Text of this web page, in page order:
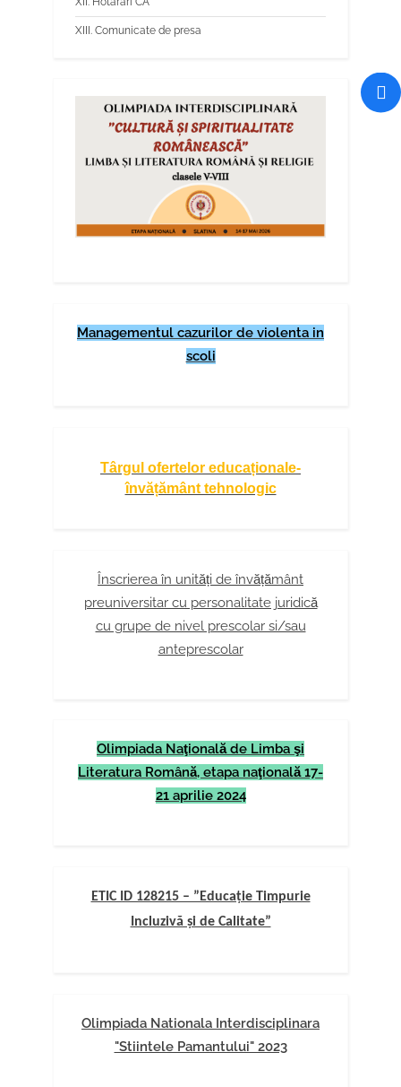
XIII. Comunicate de presa
Managementul cazurilor de violenta in
scoli
Târgul ofertelor educaționale-
învățământ tehnologic
Înscrierea în unități de învățământ
preuniversitar cu personalitate juridică
cu grupe de nivel prescolar si/sau
anteprescolar
Olimpiada Naţională de Limba şi
Literatura Română, etapa naţională 17-
21 aprilie 2024
ETIC ID 128215 – ”Educație Timpurie
Incluzivă și de Calitate”
Olimpiada Nationala Interdisciplinara
"Stiintele Pamantului" 2023